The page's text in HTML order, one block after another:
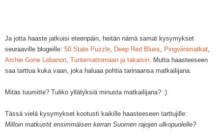
Ja jotta haaste jatkuisi eteenpäin, heitän nämä samat kysymykset
seuraaville blogeille: 50 State Puzzle Deep Red Blues Pingviinimatkat
Archie Gone Lebanon Tuntemattomaan ja takaisin . Mutta haasteeseen
saa tarttua kuka vaan, joka haluaa pohtia tarinaansa matkailijana
Mitäs tuumitte? Tuliko yllätyksiä minusta matkailijana? :)
Tässä vielä kysymykset kootusti kaikille haasteeseen tarttujille:
Milloin matkustit ensimmäisen kerran Suomen rajojen ulkopuolelle?